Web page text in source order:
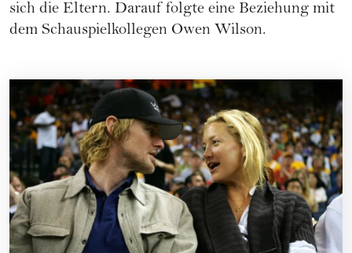
sich die Eltern. Darauf folgte eine Beziehung mit
dem Schauspielkollegen Owen Wilson.